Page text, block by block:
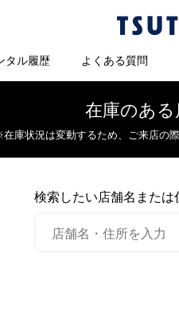
タル履歴 よくある質問
在庫のあ
庫状況は変動するため、 ご来店の
検索したい店舗名また